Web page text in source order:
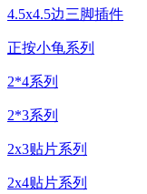
4.5x4.5边三脚插件
正按小龟系列
2*4系列
2*3系列
2x3贴片系列
2x4贴片系列